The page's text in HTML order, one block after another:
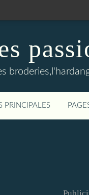
PRINCIPALES